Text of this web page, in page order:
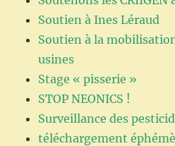
Soutien à Ines Léraud
Soutien à la
usines
Stage « pisserie »
STOP NEONICS !
Surveillance des
téléchargement